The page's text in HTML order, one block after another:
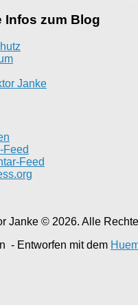
Infos zum Blog
Janke
Feed
Feed
Janke © 2026. Alle
- Entworfen mit dem